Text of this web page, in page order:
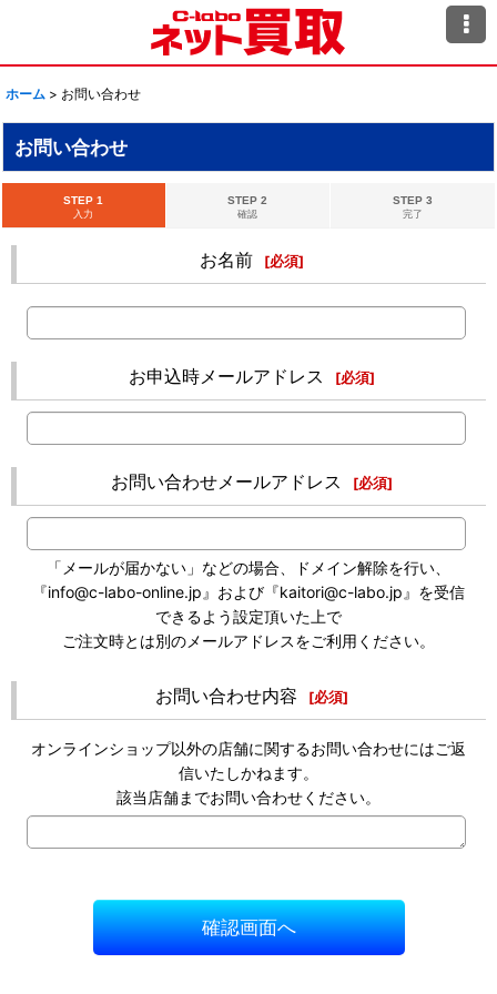
ホーム > お問い合わせ
お問い合わせ
STEP 1
入力
STEP 2
確認
STEP 3
完了
お名前 [必須]
お申込時メールアドレス [必須]
お問い合わせメールアドレス [必須]
「メールが届かない」などの場合、ドメイン解除を行い、
『info@c-labo-online.jp』および『kaitori@c-labo.jp』を受信
できるよう設定頂いた上で
ご注文時とは別のメールアドレスをご利用ください。
お問い合わせ内容 [必須]
オンラインショップ以外の店舗に関するお問い合わせにはご返
信いたしかねます。
該当店舗までお問い合わせください。
確認画面へ